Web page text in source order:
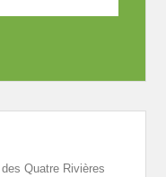
Quatre Rivières